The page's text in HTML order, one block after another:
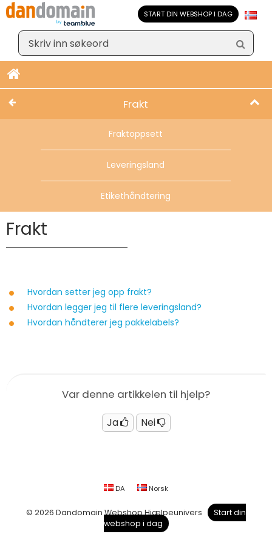
START DIN WEBSHOP I DAG
Frakt
Fraktoppsett
Leveringsland
Etikethåndtering
Frakt
Hvordan setter jeg opp frakt?
Hvordan legger jeg til flere leveringsland?
Hvordan håndterer jeg pakkelabels?
Var denne artikkelen til hjelp?
Ja Nei
DA Norsk
© 2026 Dandomain Webshop Hjælpeunivers
Start din
webshop i dag